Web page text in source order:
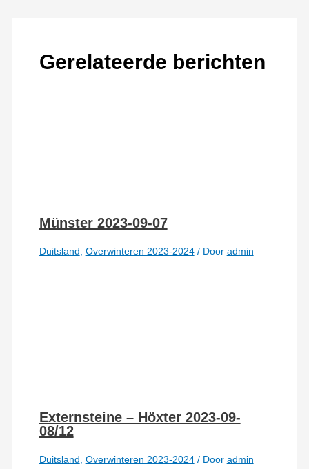
Gerelateerde berichten
Münster 2023-09-07
Duitsland, Overwinteren 2023-2024/ Door admin
Externsteine – Höxter 2023-09-
08/12
Duitsland, Overwinteren 2023-2024/ Door admin